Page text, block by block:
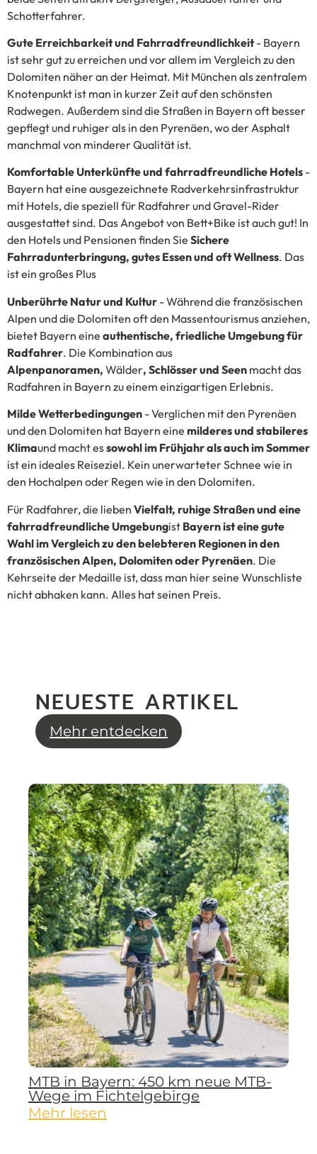
Schotterfahrer.
Gute Erreichbarkeit und Fahrradfreundlichkeit- Bayern
ist sehr gut zu erreichen und vor allem im Vergleich zu den
Dolomiten näher an der Heimat. Mit München als zentralem
Knotenpunkt ist man in kurzer Zeit auf den schönsten
Radwegen. Außerdem sind die Straßen in Bayern oft besser
gepflegt und ruhiger als in den Pyrenäen, wo der Asphalt
manchmal von minderer Qualität ist.
Komfortable Unterkünfte und fahrradfreundliche Hotels -
Bayern hat eine ausgezeichnete Radverkehrsinfrastruktur
mit Hotels, die speziell für Radfahrer und Gravel-Rider
ausgestattet sind. Das Angebot von Bett+Bike ist auch gut! In
den Hotels und Pensionen finden Sie Sichere
Fahrradunterbringung, gutes Essen und oft Wellness. Das
ist ein großes Plus
Unberührte Natur und Kultur - Während die französischen
Alpen und die Dolomiten oft den Massentourismus anziehen,
bietet Bayern eine authentische, friedliche Umgebung für
Radfahrer. Die Kombination aus
Alpenpanoramen, Wälder, Schlösser und Seen macht das
Radfahren in Bayern zu einem einzigartigen Erlebnis.
Milde Wetterbedingungen - Verglichen mit den Pyrenäen
und den Dolomiten hat Bayern eine milderes und stabileres
Klimaund macht essowohl im Frühjahr als auch im Sommer
ist ein ideales Reiseziel. Kein unerwarteter Schnee wie in
den Hochalpen oder Regen wie in den Dolomiten.
Für Radfahrer, die lieben Vielfalt, ruhige Straßen und eine
fahrradfreundliche Umgebungist Bayern ist eine gute
Wahl im Vergleich zu den belebteren Regionen in den
französischen Alpen, Dolomiten oder Pyrenäen. Die
Kehrseite der Medaille ist, dass man hier seine Wunschliste
nicht abhaken kann. Alles hat seinen Preis.
NEUESTE ARTIKEL
Mehr entdecken
MTB in Bayern: 450 km neue MTB-
Wege im Fichtelgebirge
Mehr lesen